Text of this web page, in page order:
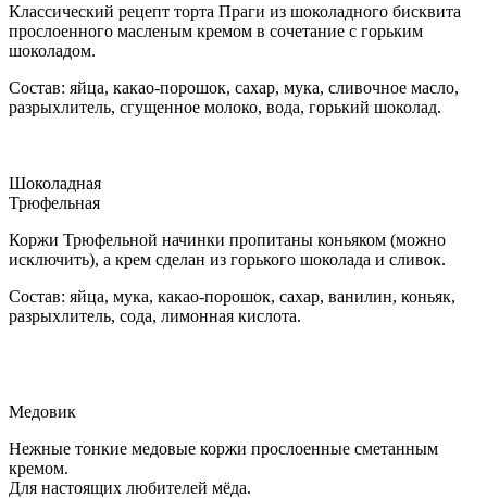
Классический рецепт торта Праги из шоколадного бисквита
прослоенного масленым кремом в сочетание с горьким
шоколадом.
Состав: яйца, какао-порошок, сахар, мука, сливочное масло,
разрыхлитель, сгущенное молоко, вода, горький шоколад.
Шоколадная
Трюфельная
Коржи Трюфельной начинки пропитаны коньяком (можно
исключить), а крем сделан из горького шоколада и сливок.
Состав: яйца, мука, какао-порошок, сахар, ванилин, коньяк,
разрыхлитель, сода, лимонная кислота.
Медовик
Нежные тонкие медовые коржи прослоенные сметанным
кремом.
Для настоящих любителей мёда.